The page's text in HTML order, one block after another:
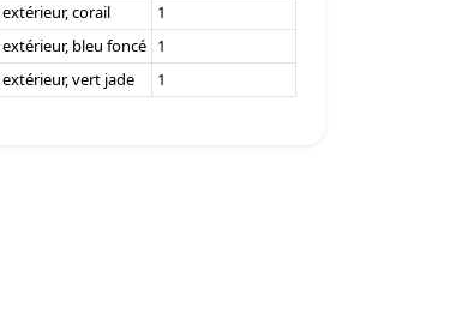
corail
1
bleu foncé 1
vert jade 1